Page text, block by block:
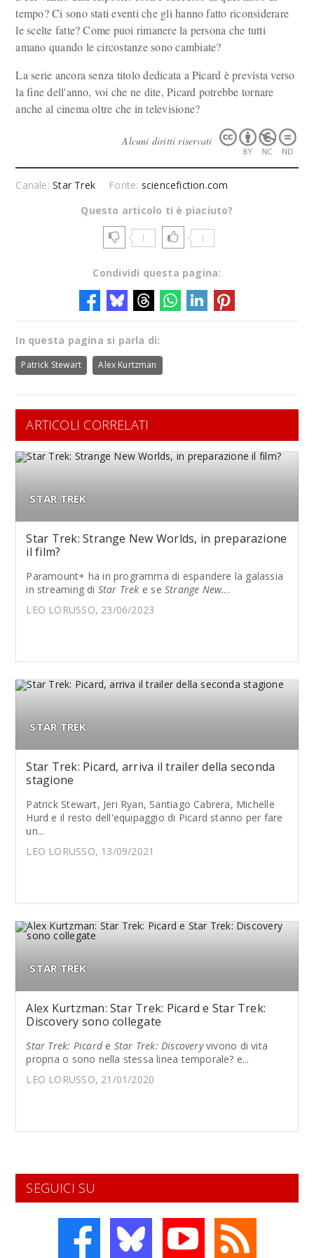
tempo? Ci sono stati eventi che gli hanno fatto riconsiderare
le scelte fatte? Come puoi rimanere la persona che tutti
amano quando le circostanze sono cambiate?
La serie ancora senza titolo dedicata a Picard è prevista verso
la fine dell'anno, voi che ne dite, Picard potrebbe tornare
anche al cinema oltre che in televisione?
Alcuni diritti riservati
Canale:Star Trek Fonte: sciencefiction.com
Questo articolo ti è piaciuto?
1 1
Condividi questa pagina:
In questa pagina si parla di:
Patrick Stewart Alex Kurtzman
ARTICOLI CORRELATI
STAR TREK
Star Trek: Strange New Worlds, in preparazione
il film?
Paramount+ ha in programma di espandere la galassia
in streaming di Star Trek e se Strange New...
LEO LORUSSO, 23/06/2023
STAR TREK
Star Trek: Picard, arriva il trailer della seconda
stagione
Patrick Stewart, Jeri Ryan, Santiago Cabrera, Michelle
Hurd e il resto dell'equipaggio di Picard stanno per fare
un...
LEO LORUSSO, 13/09/2021
STAR TREK
Alex Kurtzman: Star Trek: Picard e Star Trek:
Discovery sono collegate
Star Trek: Picarde Star Trek: Discoveryvivono di vita
propria o sono nella stessa linea temporale? e...
LEO LORUSSO, 21/01/2020
SEGUICI SU